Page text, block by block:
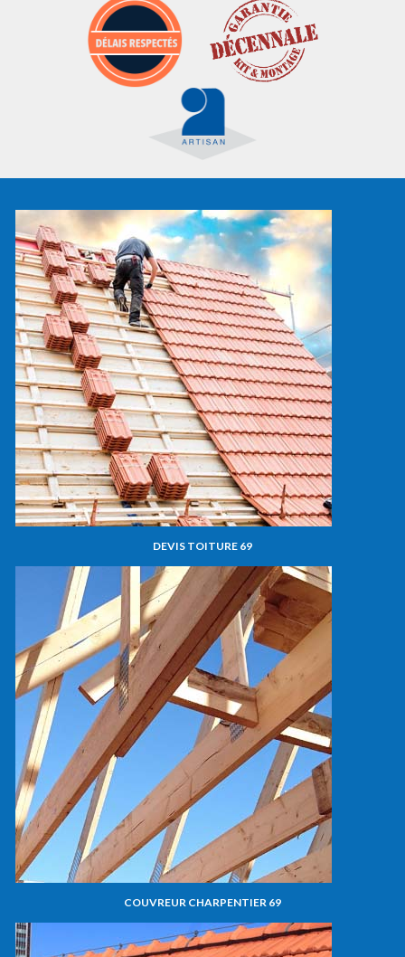
DEVIS TOITURE 69
COUVREUR CHARPENTIER 69